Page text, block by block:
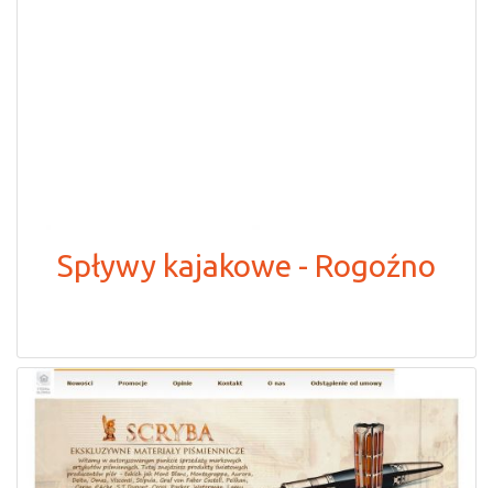
Spływy kajakowe - Rogoźno